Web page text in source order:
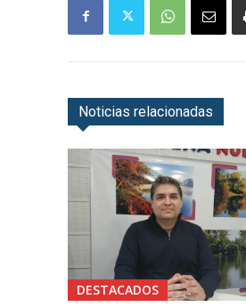
Noticias relacionadas
DESTACADOS